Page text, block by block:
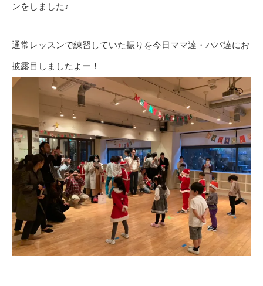
ンをしました♪
通常レッスンで練習していた振りを今日ママ達・パパ達にお
披露目しましたよー！